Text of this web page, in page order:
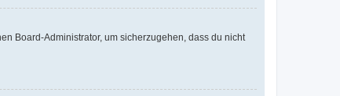
Board-Administrator, um sicherzugehen, dass du nicht